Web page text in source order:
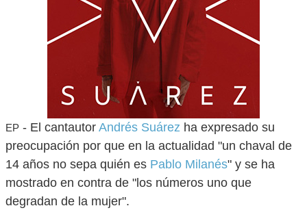
EP - El cantautor Andrés Suárez ha expresado su
preocupación por que en la actualidad "un chaval de
14 años no sepa quién es Pablo Milanés" y se ha
mostrado en contra de "los números uno que
degradan de la mujer".